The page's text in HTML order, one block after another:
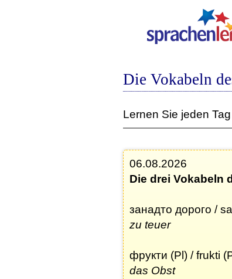
Die Vokabeln
Lernen Sie jeden
06.08.2026
Die drei Vokabeln
занадто дорого /
zu teuer
фрукти (Pl) / frukti
das Obst